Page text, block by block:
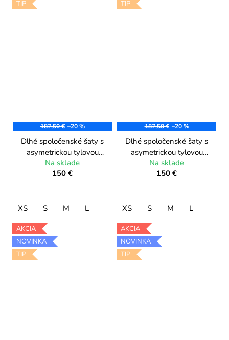
TIP
187,50 € –20 %
Dlhé spoločenské šaty s
asymetrickou tylovou
sukňou 9581/2 navy
Na sklade
150 €
XS S M L
TIP
187,50 € –20 %
Dlhé spoločenské šaty s
asymetrickou tylovou
sukňou 9581/1 emerald
green
Na sklade
150 €
XS S M L
AKCIA
NOVINKA
TIP
AKCIA
NOVINKA
TIP